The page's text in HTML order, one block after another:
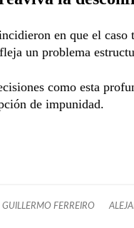
en que el
un problema
como esta
de impunidad.
GUILLERMO FERREIRO